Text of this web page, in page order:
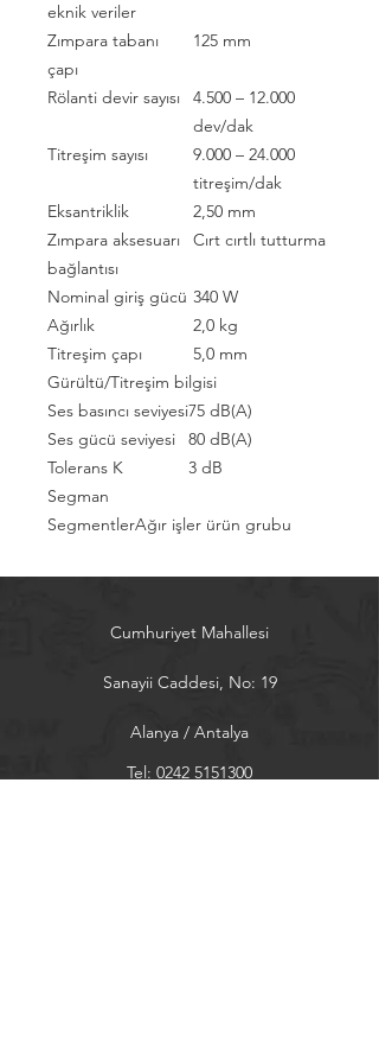
eknik veriler
Zımpara tabanı
çapı
125 mm
Rölanti devir sayısı
4.500 – 12.000
dev/dak
Titreşim sayısı
9.000 – 24.000
titreşim/dak
Eksantriklik
2,50 mm
Zımpara aksesuarı
bağlantısı
Cırt cırtlı tutturma
Nominal giriş gücü 340 W
Ağırlık
2,0 kg
Titreşim çapı
5,0 mm
Gürültü/Titreşim bilgisi
Ses basıncı seviyesi75 dB(A)
Ses gücü seviyesi
80 dB(A)
Tolerans K
3 dB
Segman
SegmentlerAğır işler ürün grubu
Cumhuriyet Mahallesi
Sanayii Caddesi, No: 19
Alanya / Antalya
Tel: 0242 5151300